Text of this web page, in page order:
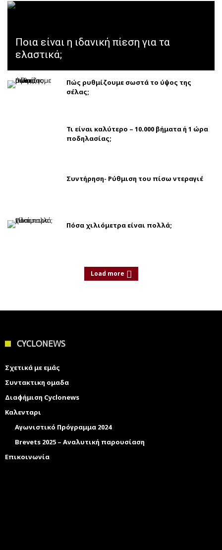
Ποια είναι η ιδανική πίεση για τα
ελαστικά;
Πώς ρυθμίζουμε σωστά το ύψος της
σέλας;
Τι είναι καλύτερο – 10.000 βήματα ή 1 ώρα
ποδηλασίας;
Συντήρηση- Ρύθμιση του πίσω ντεραγιέ
Πόσα χιλιόμετρα είναι πολλά;
Load more
CYCLONEWS
Σχετικά με εμάς
Συντακτικη ομαδα
Διαφήμιση Cyclonews
Καλενταρι
Αγωνιστικό Πρόγραμμα 2024
Brevets 2025 – Αναλυτική παρουσίαση
Επικοινωνία